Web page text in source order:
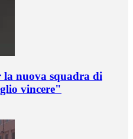
la nuova squadra di
vincere"